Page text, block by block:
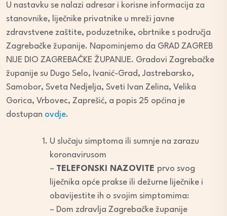
U nastavku se nalazi adresar i korisne informacija za
stanovnike, liječnike privatnike u mreži javne
zdravstvene zaštite, poduzetnike, obrtnike s područja
Zagrebačke županije. Napominjemo da GRAD ZAGREB
NIJE DIO ZAGREBAČKE ŽUPANIJE. Gradovi Zagrebačke
županije su Dugo Selo, Ivanić-Grad, Jastrebarsko,
Samobor, Sveta Nedjelja, Sveti Ivan Zelina, Velika
Gorica, Vrbovec, Zaprešić, a popis 25 općina je
dostupan ovdje.
U slučaju simptoma ili sumnje na zarazu
koronavirusom
– TELEFONSKI NAZOVITE prvo svog
liječnika opće prakse ili dežurne liječnike i
obavijestite ih o svojim simptomima:
– Dom zdravlja Zagrebačke županije